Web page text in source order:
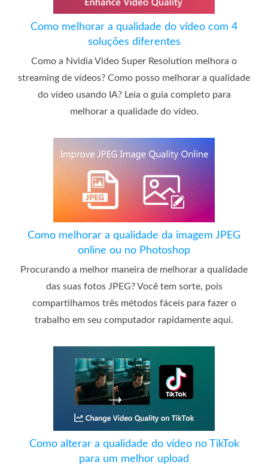
Como melhorar a qualidade do vídeo com 4
soluções diferentes
Como a Nvidia Video Super Resolution melhora o
streaming de vídeos? Como posso melhorar a qualidade
do vídeo usando IA? Leia o guia completo para
melhorar a qualidade do vídeo.
Como melhorar a qualidade da imagem JPEG
online ou no Photoshop
Procurando a melhor maneira de melhorar a qualidade
das suas fotos JPEG? Você tem sorte, pois
compartilhamos três métodos fáceis para fazer o
trabalho em seu computador rapidamente aqui.
Como alterar a qualidade do vídeo no TikTok
para um melhor upload